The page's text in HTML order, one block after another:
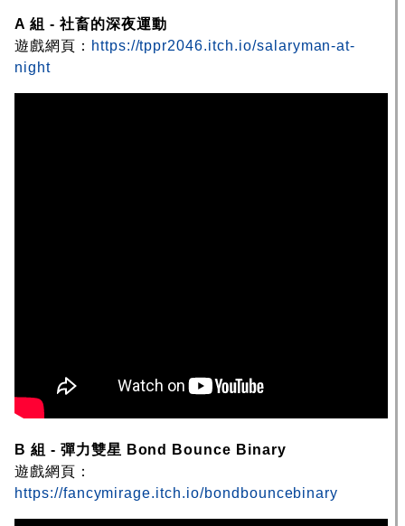
A 組 - 社畜的深夜運動
遊戲網頁： https://tppr2046.itch.io/salaryman-at-
night
B 組 - 彈力雙星 Bond Bounce Binary
遊戲網頁：
https://fancymirage.itch.io/bondbouncebinary